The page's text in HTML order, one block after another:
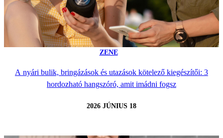
ZENE
A nyári bulik, bringázások és utazások kötelező kiegészítői: 3
hordozható hangszóró, amit imádni fogsz
2026 JÚNIUS 18